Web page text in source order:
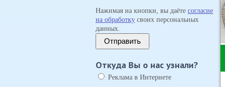
Нажимая на кнопки, вы даёте согласие
на обработку своих персональных
данных.
Отправить
Откуда Вы о нас узнали?
Реклама в Интернете